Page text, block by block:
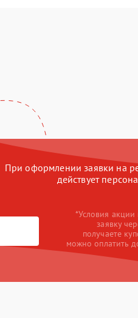
При оформлении заявки на
действует
*Условия акции
заявку
получаете
можно оплатить